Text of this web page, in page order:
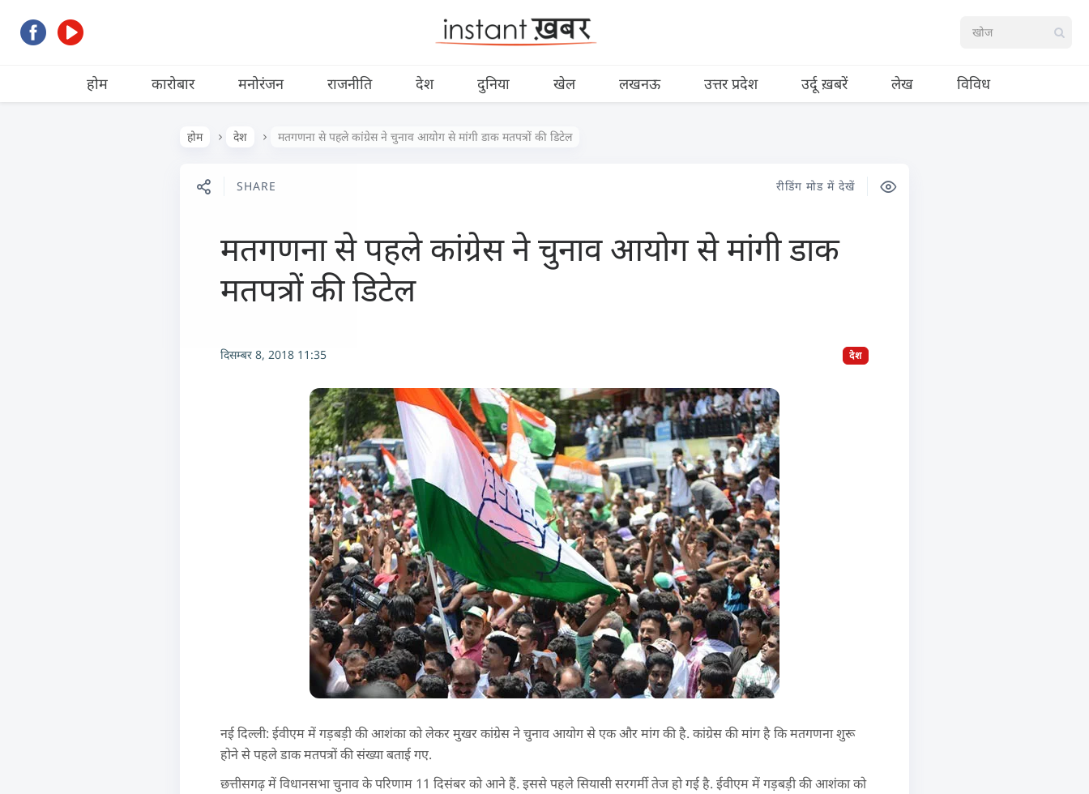
होम कारोबार मनोरंजन राजनीति देश दुनिया खेल लखनऊ उत्तर प्रदेश उर्दू ख़बरें लेख विविध
होम देश मतगणना से पहले कांग्रेस ने चुनाव आयोग से मांगी डाक मतपत्रों की डिटेल
SHARE रीडिंग मोड में देखें
मतगणना से पहले कांग्रेस ने चुनाव आयोग से मांगी डाक
मतपत्रों की डिटेल
दिसम्बर 8, 2018 11:35 देश
नई दिल्ली: ईवीएम में गड़बड़ी की आशंका को लेकर मुखर कांग्रेस ने चुनाव आयोग से एक और मांग की है. कांग्रेस की मांग है कि मतगणना शुरू
होने से पहले डाक मतपत्रों की संख्या बताई गए.
छत्तीसगढ़ में विधानसभा चुनाव के परिणाम 11 दिसंबर को आने हैं. इससे पहले सियासी सरगर्मी तेज हो गई है. ईवीएम में गड़बड़ी की आशंका को